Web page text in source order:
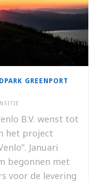
GREENPORT
B.V. wenst tot
het project
Januari
begonnen met
voor de levering